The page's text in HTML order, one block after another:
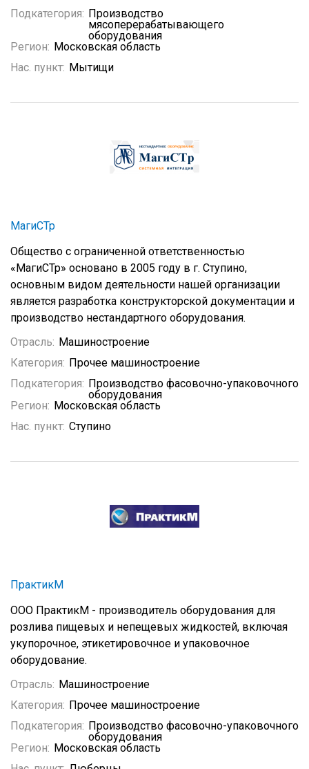
Подкатегория: Производство
мясоперерабатывающего
оборудования
Регион: Московская область
Нас. пункт: Мытищи
МагиСТр
Общество с ограниченной ответственностью
«МагиСТр» основано в 2005 году в г. Ступино,
основным видом деятельности нашей организации
является разработка конструкторской документации и
производство нестандартного оборудования.
Отрасль: Машиностроение
Категория: Прочее машиностроение
Подкатегория: Производство фасовочно-упаковочного
оборудования
Регион: Московская область
Нас. пункт: Ступино
ПрактикМ
ООО ПрактикМ - производитель оборудования для
розлива пищевых и непещевых жидкостей, включая
укупорочное, этикетировочное и упаковочное
оборудование.
Отрасль: Машиностроение
Категория: Прочее машиностроение
Подкатегория: Производство фасовочно-упаковочного
оборудования
Регион: Московская область